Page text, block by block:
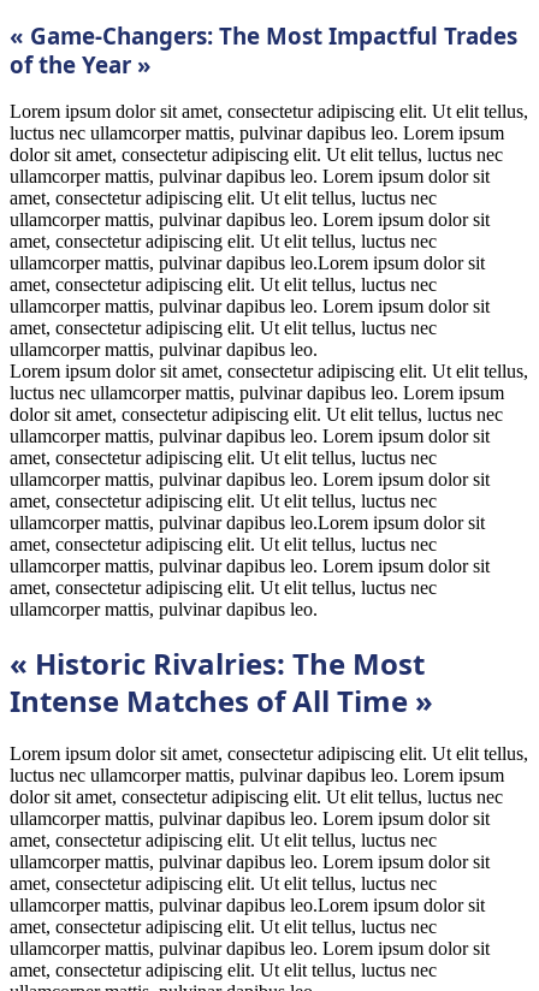
« Game-Changers: The Most Impactful Trades
of the Year »
Lorem ipsum dolor sit amet, consectetur adipiscing elit. Ut elit tellus,
luctus nec ullamcorper mattis, pulvinar dapibus leo. Lorem ipsum
dolor sit amet, consectetur adipiscing elit. Ut elit tellus, luctus nec
ullamcorper mattis, pulvinar dapibus leo. Lorem ipsum dolor sit
amet, consectetur adipiscing elit. Ut elit tellus, luctus nec
ullamcorper mattis, pulvinar dapibus leo. Lorem ipsum dolor sit
amet, consectetur adipiscing elit. Ut elit tellus, luctus nec
ullamcorper mattis, pulvinar dapibus leo.Lorem ipsum dolor sit
amet, consectetur adipiscing elit. Ut elit tellus, luctus nec
ullamcorper mattis, pulvinar dapibus leo. Lorem ipsum dolor sit
amet, consectetur adipiscing elit. Ut elit tellus, luctus nec
ullamcorper mattis, pulvinar dapibus leo.
Lorem ipsum dolor sit amet, consectetur adipiscing elit. Ut elit tellus,
luctus nec ullamcorper mattis, pulvinar dapibus leo. Lorem ipsum
dolor sit amet, consectetur adipiscing elit. Ut elit tellus, luctus nec
ullamcorper mattis, pulvinar dapibus leo. Lorem ipsum dolor sit
amet, consectetur adipiscing elit. Ut elit tellus, luctus nec
ullamcorper mattis, pulvinar dapibus leo. Lorem ipsum dolor sit
amet, consectetur adipiscing elit. Ut elit tellus, luctus nec
ullamcorper mattis, pulvinar dapibus leo.Lorem ipsum dolor sit
amet, consectetur adipiscing elit. Ut elit tellus, luctus nec
ullamcorper mattis, pulvinar dapibus leo. Lorem ipsum dolor sit
amet, consectetur adipiscing elit. Ut elit tellus, luctus nec
ullamcorper mattis, pulvinar dapibus leo.
« Historic Rivalries: The Most
Intense Matches of All Time »
Lorem ipsum dolor sit amet, consectetur adipiscing elit. Ut elit tellus,
luctus nec ullamcorper mattis, pulvinar dapibus leo. Lorem ipsum
dolor sit amet, consectetur adipiscing elit. Ut elit tellus, luctus nec
ullamcorper mattis, pulvinar dapibus leo. Lorem ipsum dolor sit
amet, consectetur adipiscing elit. Ut elit tellus, luctus nec
ullamcorper mattis, pulvinar dapibus leo. Lorem ipsum dolor sit
amet, consectetur adipiscing elit. Ut elit tellus, luctus nec
ullamcorper mattis, pulvinar dapibus leo.Lorem ipsum dolor sit
amet, consectetur adipiscing elit. Ut elit tellus, luctus nec
ullamcorper mattis, pulvinar dapibus leo. Lorem ipsum dolor sit
amet, consectetur adipiscing elit. Ut elit tellus, luctus nec